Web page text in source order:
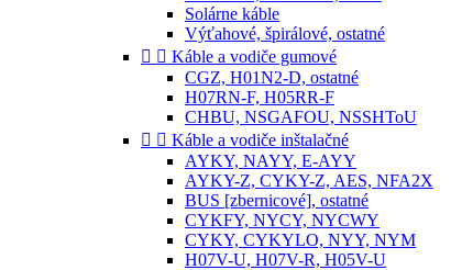
Solárne káble
Výťahové, špirálové, ostatné
  Káble a vodiče gumové
CGZ, H01N2-D, ostatné
H07RN-F, H05RR-F
CHBU, NSGAFOU, NSSHToU
  Káble a vodiče inštalačné
AYKY, NAYY, E-AYY
AYKY-Z, CYKY-Z, AES, NFA2X
BUS [zbernicové], ostatné
CYKFY, NYCY, NYCWY
CYKY, CYKYLO, NYY, NYM
H07V-U, H07V-R, H05V-U